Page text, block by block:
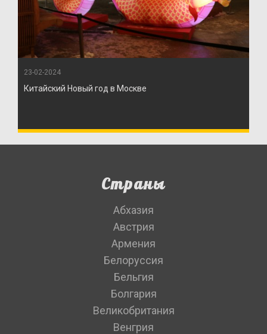
23-02-2024
Китайский Новый год в Москве
Страны
Абхазия
Австрия
Армения
Белоруссия
Бельгия
Болгария
Великобритания
Венгрия